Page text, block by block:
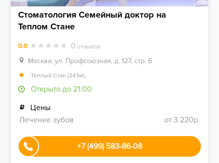
Стоматология Семейный доктор на
Теплом Стане
0.0 0 отзывов
Москва, ул. Профсоюзная, д. 127, стр. Б
Теплый Стан (243м),
Открыто до 21:00
Цены
Лечение зубов
от 3 220р.
+7 (499) 583-86-08